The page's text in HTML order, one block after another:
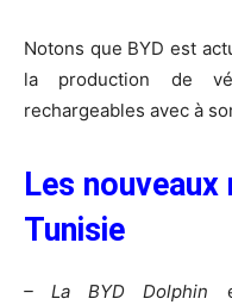
Notons que BYD est
la production de
rechargeables avec à
Les nouveaux
Tunisie
– La BYD Dolphin